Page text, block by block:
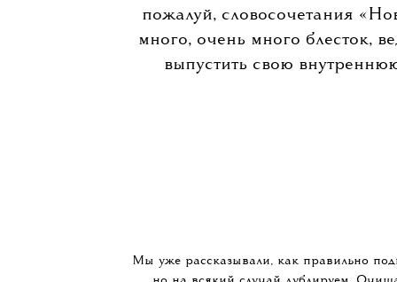
пожалуй, словосочетания
много, очень много блесток,
выпустить свою
Мы уже рассказывали, как правильно